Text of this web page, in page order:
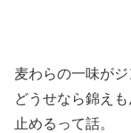
麦わらの一味が
どうせなら錦え
止めるって話。